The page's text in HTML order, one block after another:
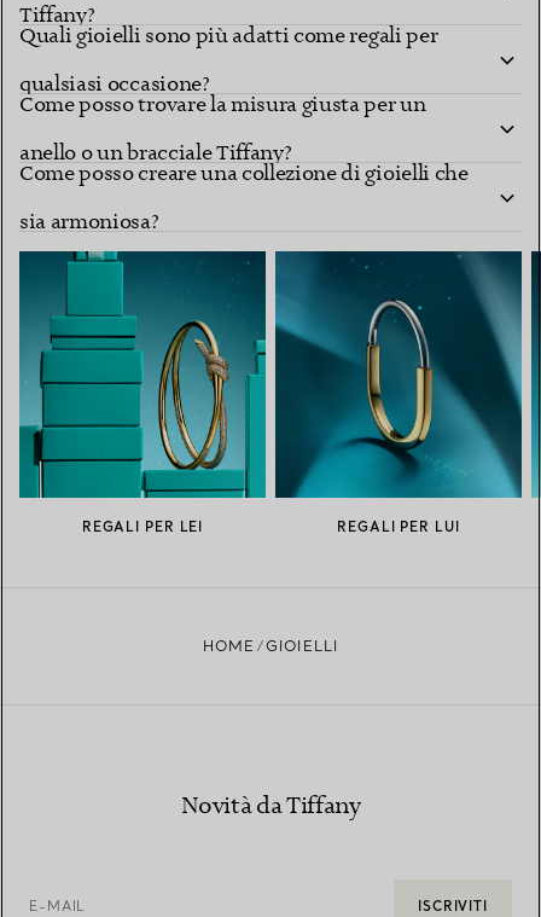
Tiffany?
Quali gioielli sono più adatti come regali per
qualsiasi occasione?
Come posso trovare la misura giusta per un
anello o un bracciale Tiffany?
Come posso creare una collezione di gioielli che
sia armoniosa?
REGALI PER LEI REGALI PER LUI
HOME GIOIELLI
Novità da Tiffany
E-MAIL ISCRIVITI